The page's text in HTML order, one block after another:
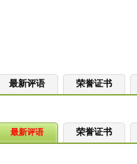
最新评语 荣誉证书
最新评语 荣誉证书